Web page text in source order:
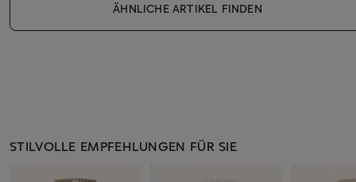
ÄHNLICHE ARTIKEL FINDEN
STILVOLLE EMPFEHLUNGEN FÜR SIE